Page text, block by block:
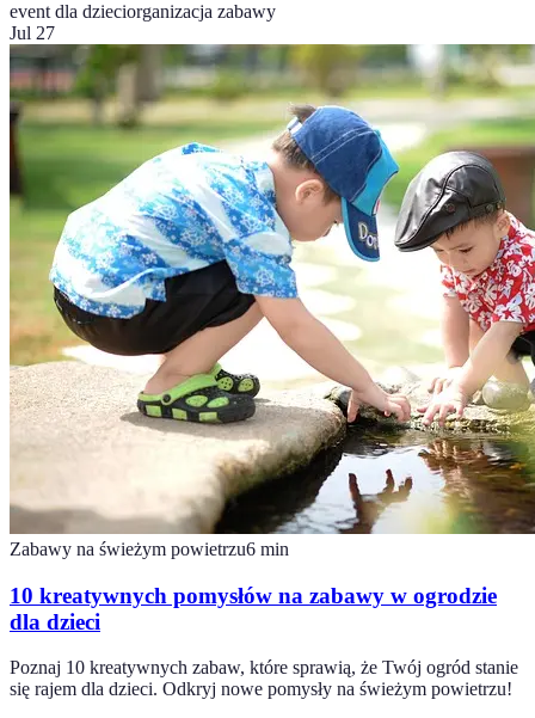
event dla dzieciorganizacja zabawy
Jul 27
Zabawy na świeżym powietrzu6 min
10 kreatywnych pomysłów na zabawy w ogrodzie
dla dzieci
Poznaj 10 kreatywnych zabaw, które sprawią, że Twój ogród stanie
się rajem dla dzieci. Odkryj nowe pomysły na świeżym powietrzu!